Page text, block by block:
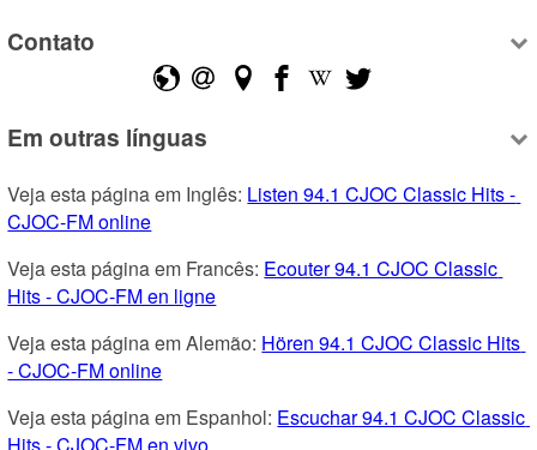
Contato
Em outras línguas
Veja esta página em Inglês: Listen 94.1 CJOC Classic Hits -
CJOC-FM online
Veja esta página em Francês: Ecouter 94.1 CJOC Classic
Hits - CJOC-FM en ligne
Veja esta página em Alemão: Hören 94.1 CJOC Classic Hits
- CJOC-FM online
Veja esta página em Espanhol: Escuchar 94.1 CJOC Classic
Hits - CJOC-FM en vivo